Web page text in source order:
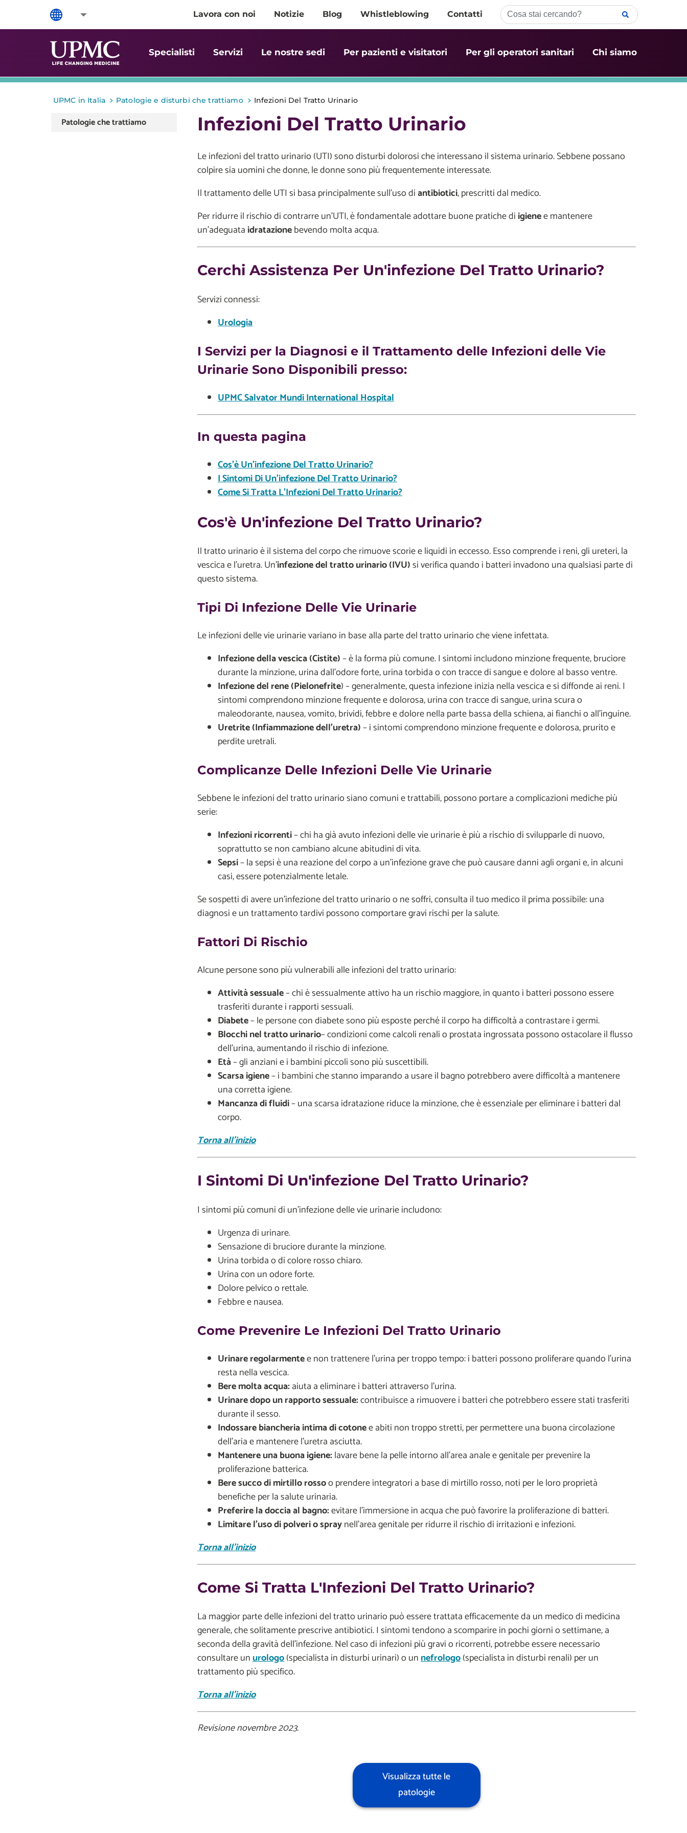
Lavora con noi Notizie Blog Whistleblowing Contatti
Specialisti Servizi Le nostre sedi Per pazienti e visitatori Per gli operatori sanitari Chi siamo
UPMC in Italia > Patologie e disturbi che trattiamo > Infezioni Del Tratto Urinario
Patologie che trattiamo Infezioni Del Tratto Urinario
Le infezioni del tratto urinario (UTI) sono disturbi dolorosi che interessano il sistema urinario. Sebbene possano
colpire sia uomini che donne, le donne sono più frequentemente interessate.
Il trattamento delle UTI si basa principalmente sull'uso diantibiotici, prescritti dal medico.
Per ridurre il rischio di contrarre un'UTI, è fondamentale adottare buone pratiche di igienee mantenere
un'adeguata idratazionebevendo molta acqua.
Cerchi Assistenza Per Un'infezione Del Tratto Urinario?
Servizi connessi:
Urologia
I Servizi per la Diagnosi e il Trattamento delle Infezioni delle Vie
Urinarie Sono Disponibili presso:
UPMC Salvator Mundi International Hospital
In questa pagina
Cos'è Un'infezione Del Tratto Urinario?
I Sintomi Di Un'infezione Del Tratto Urinario?
Come Si Tratta L'Infezioni Del Tratto Urinario?
Cos'è Un'infezione Del Tratto Urinario?
Il tratto urinario è il sistema del corpo che rimuove scorie e liquidi in eccesso. Esso comprende i reni, gli ureteri, la
vescica e l'uretra. Un'infezione del tratto urinario (IVU)si verifica quando i batteri invadono una qualsiasi parte di
questo sistema.
Tipi Di Infezione Delle Vie Urinarie
Le infezioni delle vie urinarie variano in base alla parte del tratto urinario che viene infettata.
Infezione della vescica (Cistite)– è la forma più comune. I sintomi includono minzione frequente, bruciore
durante la minzione, urina dall'odore forte, urina torbida o con tracce di sangue e dolore al basso ventre.
Infezione del rene (Pielonefrite) – generalmente, questa infezione inizia nella vescica e si diffonde ai reni. I
sintomi comprendono minzione frequente e dolorosa, urina con tracce di sangue, urina scura o
maleodorante, nausea, vomito, brividi, febbre e dolore nella parte bassa della schiena, ai fianchi o all'inguine.
Uretrite (Infiammazione dell'uretra)– i sintomi comprendono minzione frequente e dolorosa, prurito e
perdite uretrali.
Complicanze Delle Infezioni Delle Vie Urinarie
Sebbene le infezioni del tratto urinario siano comuni e trattabili, possono portare a complicazioni mediche più
serie:
Infezioni ricorrenti– chi ha già avuto infezioni delle vie urinarie è più a rischio di svilupparle di nuovo,
soprattutto se non cambiano alcune abitudini di vita.
Sepsi– la sepsi è una reazione del corpo a un'infezione grave che può causare danni agli organi e, in alcuni
casi, essere potenzialmente letale.
Se sospetti di avere un'infezione del tratto urinario o ne soffri, consulta il tuo medico il prima possibile: una
diagnosi e un trattamento tardivi possono comportare gravi rischi per la salute.
Fattori Di Rischio
Alcune persone sono più vulnerabili alle infezioni del tratto urinario:
Attività sessuale– chi è sessualmente attivo ha un rischio maggiore, in quanto i batteri possono essere
trasferiti durante i rapporti sessuali.
Diabete– le persone con diabete sono più esposte perché il corpo ha difficoltà a contrastare i germi.
Blocchi nel tratto urinario– condizioni come calcoli renali o prostata ingrossata possono ostacolare il flusso
dell'urina, aumentando il rischio di infezione.
Età– gli anziani e i bambini piccoli sono più suscettibili.
Scarsa igiene– i bambini che stanno imparando a usare il bagno potrebbero avere difficoltà a mantenere
una corretta igiene.
Mancanza di fluidi– una scarsa idratazione riduce la minzione, che è essenziale per eliminare i batteri dal
corpo.
Torna all'inizio
I Sintomi Di Un'infezione Del Tratto Urinario?
I sintomi più comuni di un'infezione delle vie urinarie includono:
Urgenza di urinare.
Sensazione di bruciore durante la minzione.
Urina torbida o di colore rosso chiaro.
Urina con un odore forte.
Dolore pelvico o rettale.
Febbre e nausea.
Come Prevenire Le Infezioni Del Tratto Urinario
Urinare regolarmentee non trattenere l'urina per troppo tempo: i batteri possono proliferare quando l'urina
resta nella vescica.
Bere molta acqua:aiuta a eliminare i batteri attraverso l'urina.
Urinare dopo un rapporto sessuale:contribuisce a rimuovere i batteri che potrebbero essere stati trasferiti
durante il sesso.
Indossare biancheria intima di cotonee abiti non troppo stretti, per permettere una buona circolazione
dell'aria e mantenere l'uretra asciutta.
Mantenere una buona igiene:lavare bene la pelle intorno all'area anale e genitale per prevenire la
proliferazione batterica.
Bere succo di mirtillo rossoo prendere integratori a base di mirtillo rosso, noti per le loro proprietà
benefiche per la salute urinaria.
Preferire la doccia al bagno:evitare l'immersione in acqua che può favorire la proliferazione di batteri.
Limitare l'uso di polveri o spraynell'area genitale per ridurre il rischio di irritazioni e infezioni.
Torna all'inizio
Come Si Tratta L'Infezioni Del Tratto Urinario?
La maggior parte delle infezioni del tratto urinario può essere trattata efficacemente da un medico di medicina
generale, che solitamente prescrive antibiotici. I sintomi tendono a scomparire in pochi giorni o settimane, a
seconda della gravità dell'infezione. Nel caso di infezioni più gravi o ricorrenti, potrebbe essere necessario
consultare unurologo(specialista in disturbi urinari) o unnefrologo(specialista in disturbi renali) per un
trattamento più specifico.
Torna all'inizio
Revisione novembre 2023.
Visualizza tutte le
patologie